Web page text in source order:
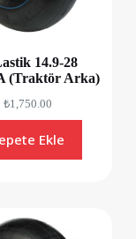
14.9-28
(Traktör Arka)
₺1,750.00
Ekle